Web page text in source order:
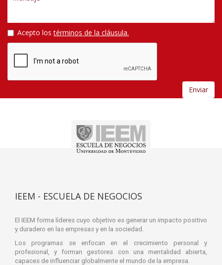
Acepto lostérminos de la cláusula.
Enviar
IEEM - ESCUELA DE NEGOCIOS
El IEEM forma líderes cuyo objetivo es generar un impacto positivo
y duradero en las empresas y en la sociedad.
Los programas se enfocan en el crecimiento personal y
profesional, y forman gestores con una mentalidad abierta,
capaces de influenciar globalmente el mundo de la empresa.